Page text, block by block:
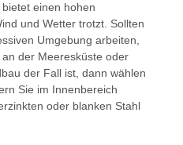
einen hohen
und Wetter trotzt. Sollten
Umgebung arbeiten,
der Meeresküste oder
der Fall ist, dann wählen
Sie im Innenbereich
oder blanken Stahl